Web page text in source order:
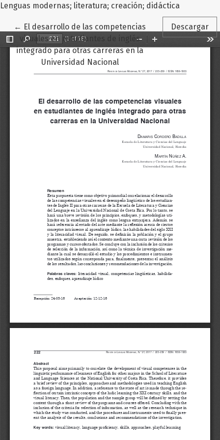
Lenguas modernas; literatura; creación; didáctica
← Volver a los detalles del artículo
El desarrollo de las competencias
visuales en estudiantes de inglés
integrado para otras carreras en la
Universidad Nacional
Descargar